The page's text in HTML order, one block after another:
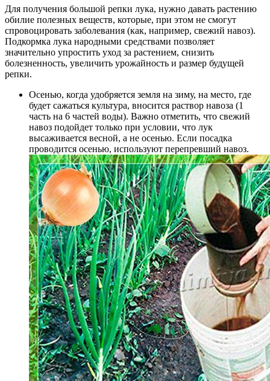
Для получения большой репки лука, нужно давать растению
обилие полезных веществ, которые, при этом не смогут
спровоцировать заболевания (как, например, свежий навоз).
Подкормка лука народными средствами позволяет
значительно упростить уход за растением, снизить
болезненность, увеличить урожайность и размер будущей
репки.
Осенью, когда удобряется земля на зиму, на место, где
будет сажаться культура, вносится раствор навоза (1
часть на 6 частей воды). Важно отметить, что свежий
навоз подойдет только при условии, что лук
высаживается весной, а не осенью. Если посадка
проводится осенью, используют перепревший навоз.